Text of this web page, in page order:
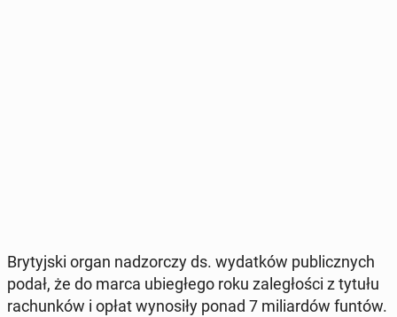
Bry­tyj­ski organ nad­zor­czy ds. wy­dat­ków pu­blicz­nych
podał, że do marca ubie­głe­go roku za­le­gło­ści z tytułu
ra­chun­ków i opłat wy­no­si­ły ponad 7 mi­liar­dów funtów.